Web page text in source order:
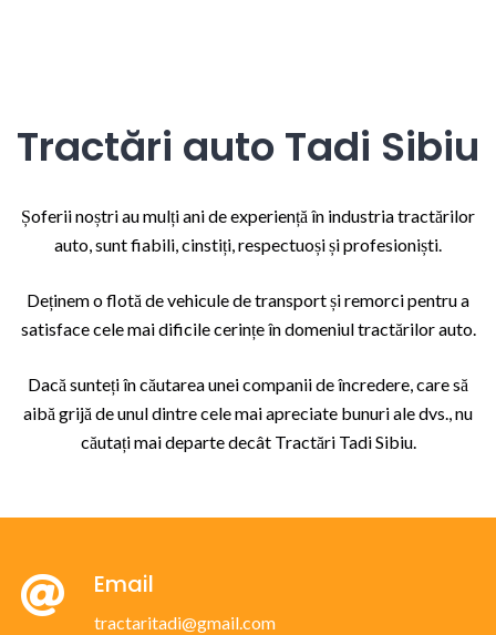
Tractări auto Tadi Sibiu
Șoferii noștri au mulți ani de experiență în industria tractărilor
auto, sunt fiabili, cinstiți, respectuoși și profesioniști.
Deținem o flotă de vehicule de transport și remorci pentru a
satisface cele mai dificile cerințe în domeniul tractărilor auto.
Dacă sunteți în căutarea unei companii de încredere, care să
aibă grijă de unul dintre cele mai apreciate bunuri ale dvs., nu
căutați mai departe decât Tractări Tadi Sibiu.
Email
tractaritadi@gmail.com